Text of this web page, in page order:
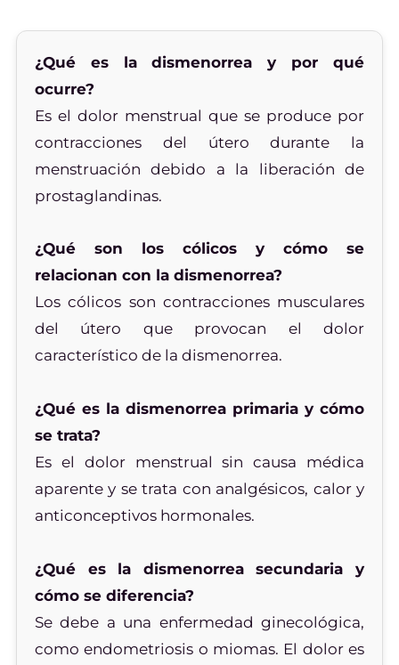
¿Qué es la dismenorrea y por qué
ocurre?
Es el dolor menstrual que se produce por
contracciones del útero durante la
menstruación debido a la liberación de
prostaglandinas.
¿Qué son los cólicos y cómo se
relacionan con la dismenorrea?
Los cólicos son contracciones musculares
del útero que provocan el dolor
característico de la dismenorrea.
¿Qué es la dismenorrea primaria y cómo
se trata?
Es el dolor menstrual sin causa médica
aparente y se trata con analgésicos, calor y
anticonceptivos hormonales.
¿Qué es la dismenorrea secundaria y
cómo se diferencia?
Se debe a una enfermedad ginecológica,
como endometriosis o miomas. El dolor es